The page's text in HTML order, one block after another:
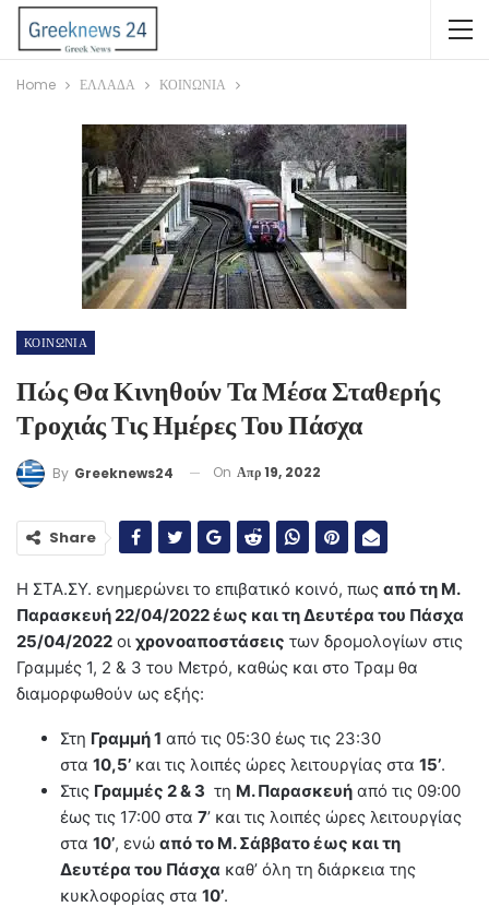
Home ΕΛΛΑΔΑ ΚΟΙΝΩΝΙΑ
ΚΟΙΝΩΝΙΑ
Πώς Θα Κινηθούν Τα Μέσα Σταθερής
Τροχιάς Τις Ημέρες Του Πάσχα
By Greeknews24 On Απρ 19, 2022
Share
Η ΣΤΑ.ΣΥ. ενημερώνει το επιβατικό κοινό, πως από τη Μ.
Παρασκευή 22/04/2022 έως και τη Δευτέρα του Πάσχα
25/04/2022 οι χρονοαποστάσεις των δρομολογίων στις
Γραμμές 1, 2 & 3 του Μετρό, καθώς και στο Τραμ θα
διαμορφωθούν ως εξής:
Στη Γραμμή 1 από τις 05:30 έως τις 23:30
στα 10,5’ και τις λοιπές ώρες λειτουργίας στα 15’.
Στις Γραμμές 2 & 3 τη Μ. Παρασκευή από τις 09:00
έως τις 17:00 στα 7’ και τις λοιπές ώρες λειτουργίας
στα 10’, ενώ από το Μ. Σάββατο έως και τη
Δευτέρα του Πάσχα καθ’ όλη τη διάρκεια της
κυκλοφορίας στα 10’.